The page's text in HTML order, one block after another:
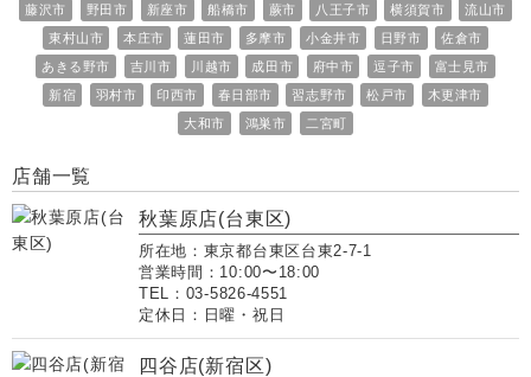
藤沢市
野田市 新座市 船橋市 蕨市 八王子市 横須賀市
流山市
東村山市
本庄市 蓮田市 多摩市 小金井市 日野市
佐倉市
あきる野市
吉川市 川越市 成田市 府中市 逗子市
富士見市
新宿
羽村市 印西市 春日部市 習志野市 松戸市
木更津市
大和市
鴻巣市 二宮町
店舗一覧
秋葉原店(台東区)
所在地：東京都台東区台東2-7-1
営業時間：10:00〜18:00
TEL：03-5826-4551
定休日：日曜・祝日
四谷店(新宿区)